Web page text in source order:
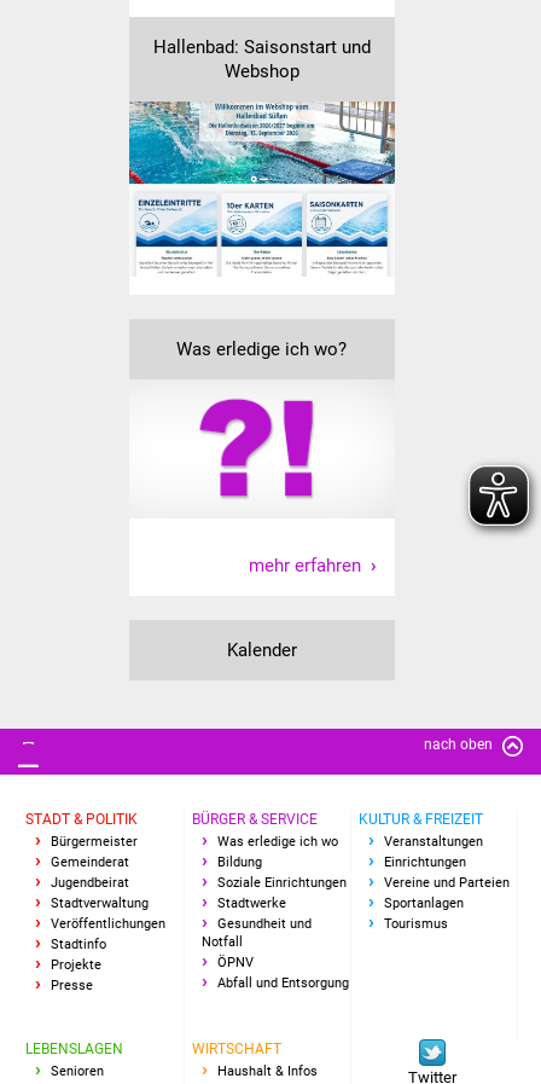
Volkshochschule
Soziale Einrichtungen
Kirchen
Lokale Agenda
Jugendhaus
Kinder- und
Familienzentrum
Stadtwerke
Suenergie
NETZMonitor
Hitzewarnung / UV-
Index
Bürgerbus (MOBS)
Abfall und Entsorgung
Hallenbad: Saisonstart und
Webshop
Was erledige ich wo?
mehr erfahren
Kalender
nach oben
STADT & POLITIK
Bürgermeister
Gemeinderat
Jugendbeirat
Stadtverwaltung
Veröffentlichungen
Stadtinfo
Projekte
Presse
BÜRGER & SERVICE
Was erledige ich wo
Bildung
Soziale Einrichtungen
Stadtwerke
Gesundheit und
Notfall
ÖPNV
Abfall und Entsorgung
KULTUR & FREIZEIT
Veranstaltungen
Einrichtungen
Vereine und Parteien
Sportanlagen
Tourismus
LEBENSLAGEN
Senioren
WIRTSCHAFT
Haushalt & Infos Twitter